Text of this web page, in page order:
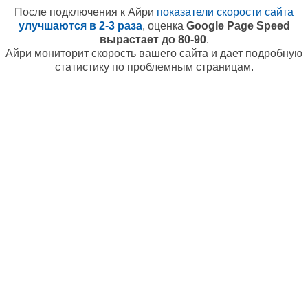
После подключения к Айри показатели скорости сайта
улучшаются в 2-3 раза, оценка Google Page Speed
вырастает до 80-90.
Айри мониторит скорость вашего сайта и дает подробную
статистику по проблемным страницам.